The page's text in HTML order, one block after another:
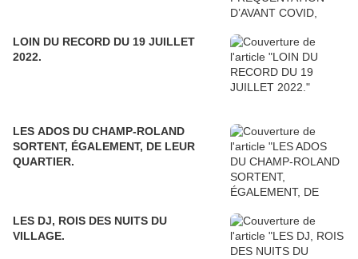
LOIN DU RECORD DU 19 JUILLET
2022.
LES ADOS DU CHAMP-ROLAND
SORTENT, ÉGALEMENT, DE LEUR
QUARTIER.
LES DJ, ROIS DES NUITS DU
VILLAGE.